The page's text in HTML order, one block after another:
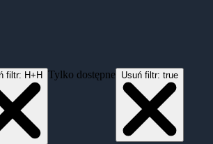
filtr: H+H Tylko dostępne Usuń filtr: true